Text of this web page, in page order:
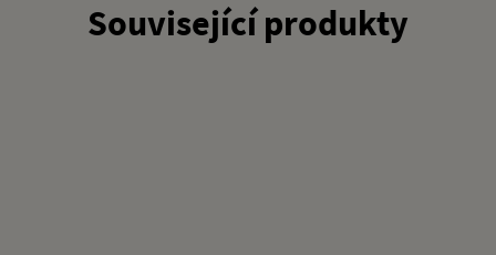
Související produkty